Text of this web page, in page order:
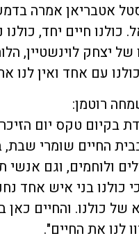
אטבריאן אמרה
כולנו חיים יחד,
יצחק לוינשטיין,
עם אחד ואין לנו
רוטמן:
בקיום טקס יום
החיים שומרי שבת,
ולוחמים, וגם אנשי
כולנו בני איש אחד
כולנו. והחיים כאן
לנו את החיים".